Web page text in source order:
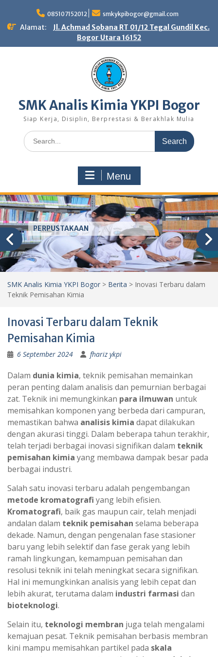
content
085107152012 smkykpibogor@gmail.com
Alamat:
Jl. Achmad Sobana RT 01/12 Tegal Gundil Kec.
Bogor Utara 16152
SMK Analis Kimia YKPI Bogor
Siap Kerja, Disiplin, Berprestasi & Berakhlak Mulia
Search
for:
Menu
PERPUSTAKAAN
SMK Analis Kimia YKPI Bogor > Berita > Inovasi Terbaru dalam
Teknik Pemisahan Kimia
Inovasi Terbaru dalam Teknik
Pemisahan Kimia
6 September 2024 fhariz ykpi
Dalam dunia kimia, teknik pemisahan memainkan
peran penting dalam analisis dan pemurnian berbagai
zat. Teknik ini memungkinkan para ilmuwan untuk
memisahkan komponen yang berbeda dari campuran,
memastikan bahwa analisis kimia dapat dilakukan
dengan akurasi tinggi. Dalam beberapa tahun terakhir,
telah terjadi berbagai inovasi signifikan dalam teknik
pemisahan kimia yang membawa dampak besar pada
berbagai industri.
Salah satu inovasi terbaru adalah pengembangan
metode kromatografi yang lebih efisien.
Kromatografi, baik gas maupun cair, telah menjadi
andalan dalam teknik pemisahan selama beberapa
dekade. Namun, dengan pengenalan fase stasioner
baru yang lebih selektif dan fase gerak yang lebih
ramah lingkungan, kemampuan pemisahan dan
resolusi teknik ini telah meningkat secara signifikan.
Hal ini memungkinkan analisis yang lebih cepat dan
lebih akurat, terutama dalam industri farmasi dan
bioteknologi.
Selain itu, teknologi membran juga telah mengalami
kemajuan pesat. Teknik pemisahan berbasis membran
kini mampu memisahkan partikel pada skala